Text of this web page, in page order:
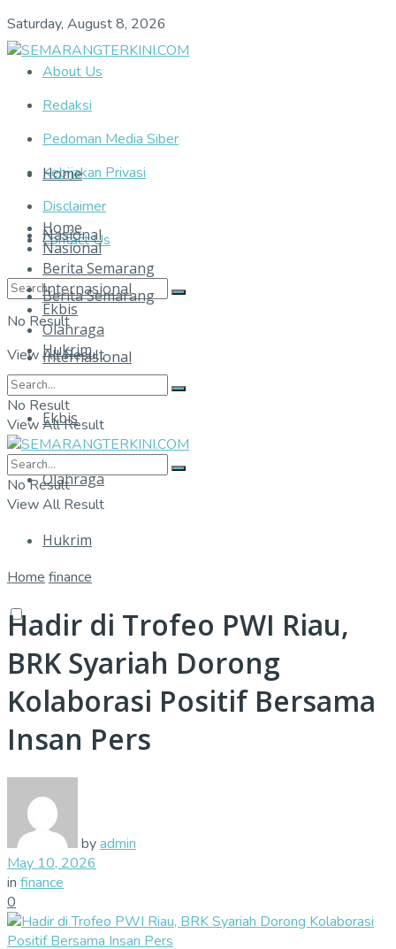
Saturday, August 8, 2026
About Us
Redaksi
Pedoman Media Siber
Kebijakan Privasi
Disclaimer
Contact Us
No Result
View All Result
Home
Nasional
Berita Semarang
Internasional
Ekbis
Olahraga
Hukrim
Home
Nasional
Berita Semarang
Internasional
Ekbis
Olahraga
Hukrim
No Result
View All Result
No Result
View All Result
Home finance
Hadir di Trofeo PWI Riau,
BRK Syariah Dorong
Kolaborasi Positif Bersama
Insan Pers
byadmin
May 10, 2026
in finance
0